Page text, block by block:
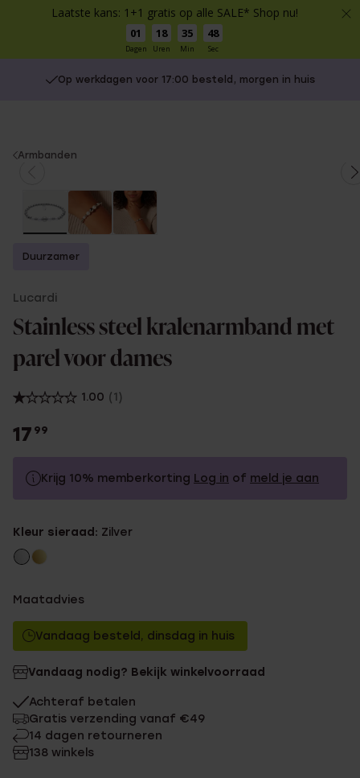
Laatste kans: 1+1 gratis op alle SALE* Shop nu!
01
Dagen
18
Uren
35
Min
47
Sec
Op werkdagen voor 17:00 besteld, morgen in huis
You
Armbanden
Duurzamer
Lucardi
Stainless steel kralenarmband met
parel voor dames
1.00 (1)
17 99
Krijg 10% memberkorting Log in of meld je aan
Zonder memberkorting
Kleur sieraad: Zilver
Maatadvies
Vandaag besteld, dinsdag in huis
Vandaag nodig? Bekijk winkelvoorraad
Achteraf betalen
Gratis verzending vanaf €49
14 dagen retourneren
138 winkels